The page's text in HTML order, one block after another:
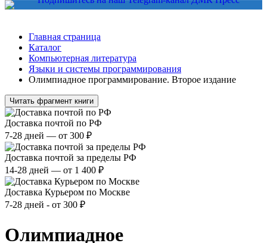
Главная страница
Каталог
Компьютерная литература
Языки и системы программирования
Олимпиадное программирование. Второе издание
Читать фрагмент книги
Доставка почтой по РФ
7-28 дней — от 300 ₽
Доставка почтой за пределы РФ
14-28 дней — от 1 400 ₽
Доставка Курьером по Москве
7-28 дней - от 300 ₽
Олимпиадное